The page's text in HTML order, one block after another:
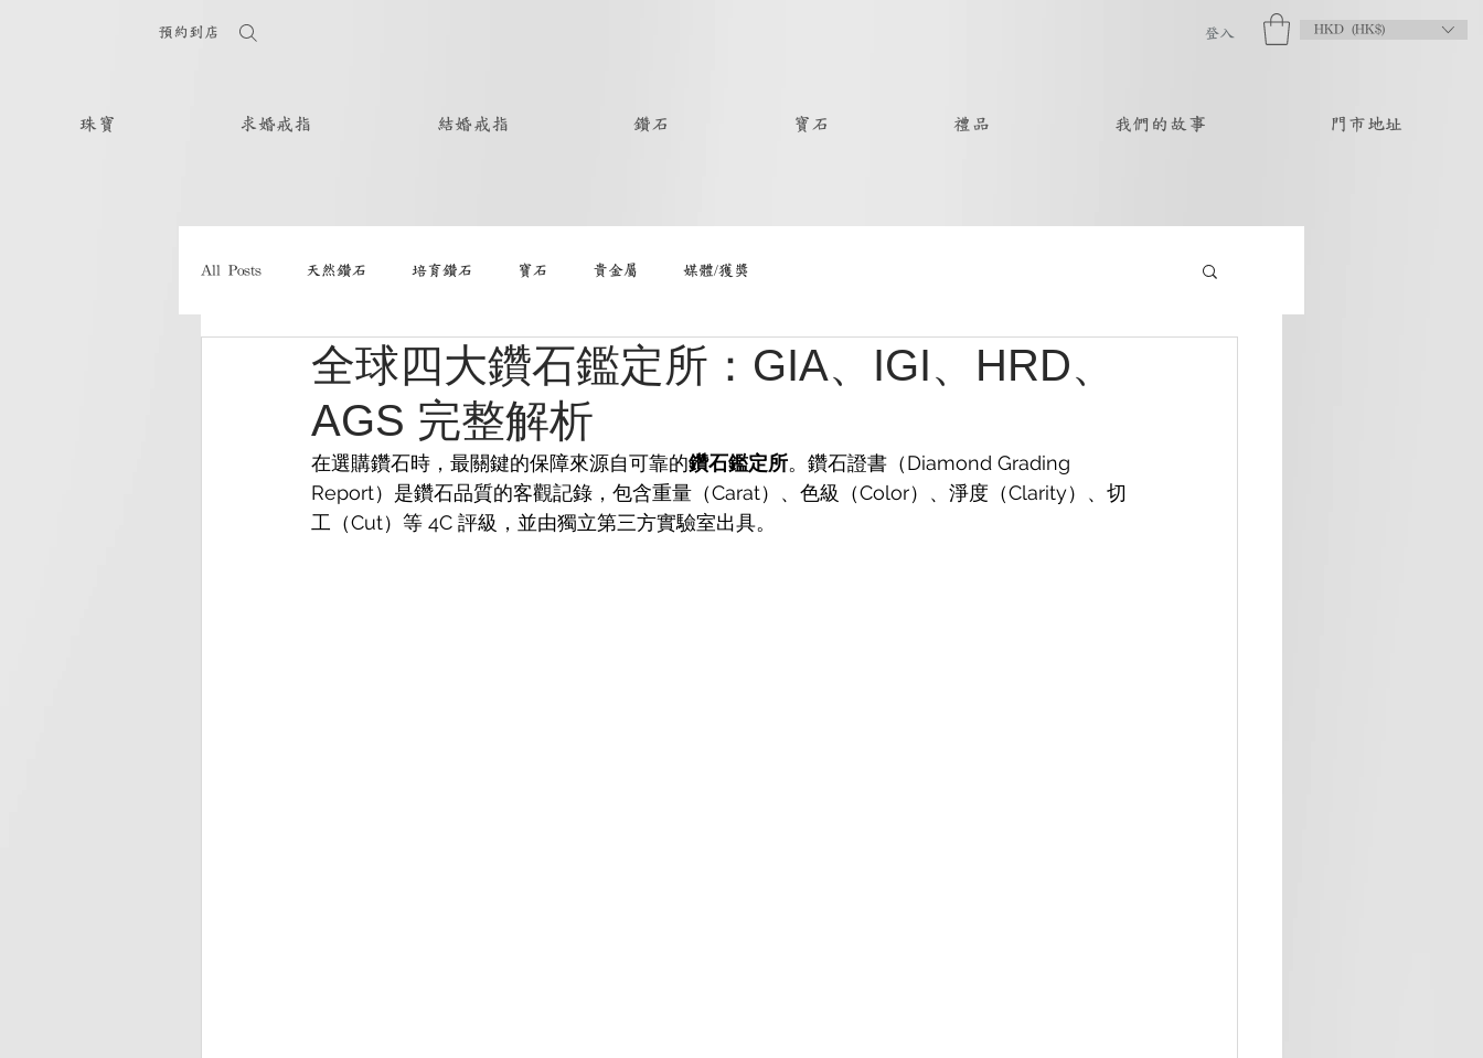
預約到店 登入 HKD (HK$)
珠寶 求婚戒指 結婚戒指 鑽石 寶石 禮品 我們的故事 門市地址
All Posts 天然鑽石 培育鑽石 寶石 貴金屬 媒體/獲獎
全球四大鑽石鑑定所：GIA、IGI、HRD、
AGS 完整解析
在選購鑽石時，最關鍵的保障來源自可靠的鑽石鑑定所。鑽石證書（Diamond Grading
Report）是鑽石品質的客觀記錄，包含重量（Carat）、色級（Color）、淨度（Clarity）、切
工（Cut）等 4C 評級，並由獨立第三方實驗室出具。